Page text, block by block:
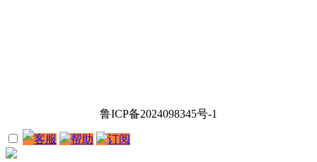
鲁ICP备2024098345号-1
客服 帮助 订阅